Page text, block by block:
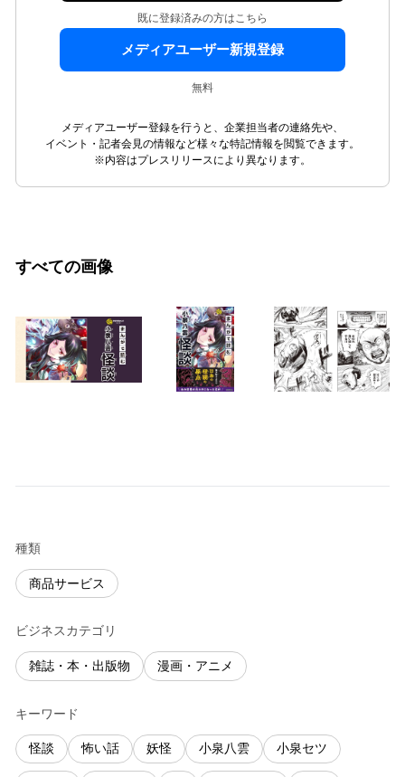
既に登録済みの方はこちら
メディアユーザー新規登録
無料
メディアユーザー登録を行うと、企業担当者の連絡先や、
イベント・記者会見の情報など様々な特記情報を閲覧できます。
※内容はプレスリリースにより異なります。
すべての画像
種類
商品サービス
ビジネスカテゴリ
雑誌・本・出版物 漫画・アニメ
キーワード
怪談 怖い話 妖怪 小泉八雲 小泉セツ